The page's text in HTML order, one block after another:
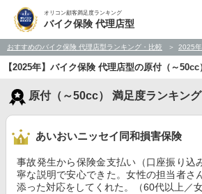
オリコン顧客満足度ランキング
バイク保険 代理店型
おすすめのバイク保険 代理店型ランキング・比較 2025
【2025年】バイク保険 代理店型の原付（～
原付（～50cc） 満足度ランキング
あいおいニッセイ同和損害保険
事故発生から保険金支払い（口座振り込
寧な説明で安心できた。女性の担当者さ
添った対応をしてくれた。（60代以上／女